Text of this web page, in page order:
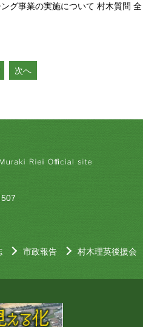
グ事業の実施について 村木質問 全
次へ
市政報告 村木理英後援会